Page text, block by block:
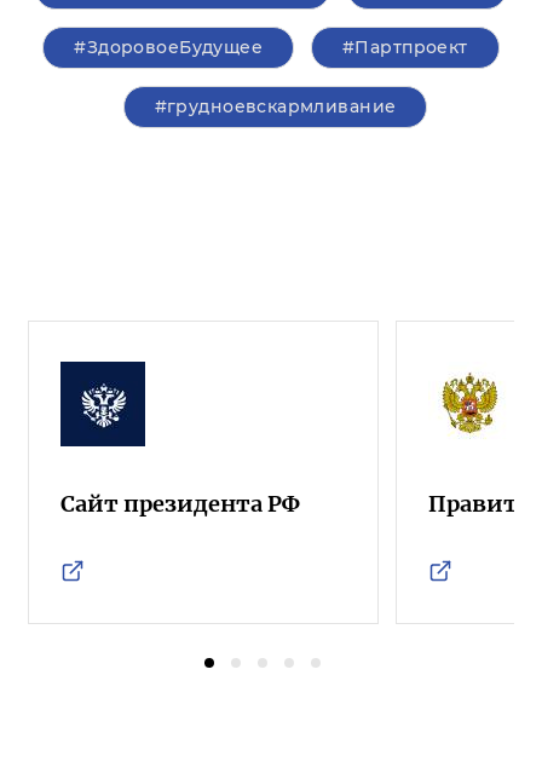
#ЗдоровоеБудущее #Партпроект
#грудноевскармливание
Сайт президента РФ